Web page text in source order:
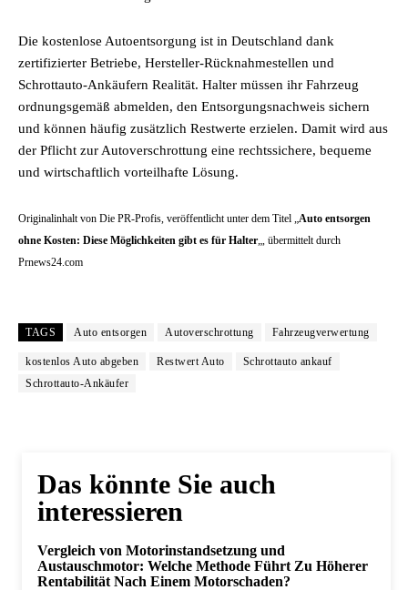
Die kostenlose Autoentsorgung ist in Deutschland dank
zertifizierter Betriebe, Hersteller-Rücknahmestellen und
Schrottauto-Ankäufern Realität. Halter müssen ihr Fahrzeug
ordnungsgemäß abmelden, den Entsorgungsnachweis sichern
und können häufig zusätzlich Restwerte erzielen. Damit wird aus
der Pflicht zur Autoverschrottung eine rechtssichere, bequeme
und wirtschaftlich vorteilhafte Lösung.
Originalinhalt von Die PR-Profis, veröffentlicht unter dem Titel „Auto entsorgen
ohne Kosten: Diese Möglichkeiten gibt es für Halter„, übermittelt durch
Prnews24.com
TAGS Auto entsorgen Autoverschrottung Fahrzeugverwertung
kostenlos Auto abgeben Restwert Auto
Schrottauto ankauf
Schrottauto-Ankäufer
Das könnte Sie auch
interessieren
Vergleich von Motorinstandsetzung und
Austauschmotor: Welche Methode Führt Zu Höherer
Rentabilität Nach Einem Motorschaden?